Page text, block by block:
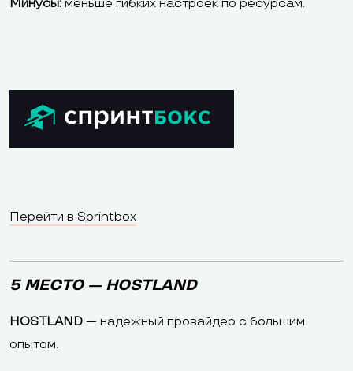
Минусы: меньше гибких настроек по ресурсам.
Перейти в Sprintbox
5 МЕСТО — HOSTLAND
HOSTLAND — надёжный провайдер с большим
опытом.